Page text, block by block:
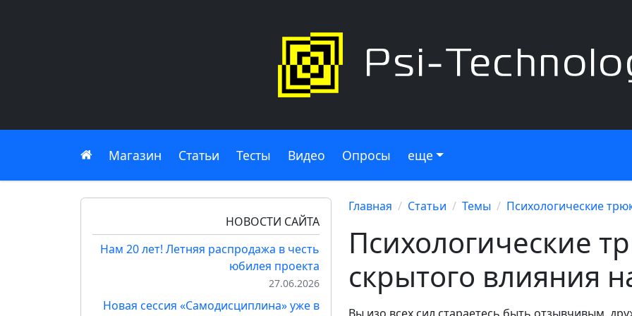
Главная
Магазин Статьи Тесты Видео Опросы еще
НОВОСТИ САЙТА
Нам 20 лет! Летняя распродажа в честь
юбилея проекта
27.06.2026
Новая сессия «Самодисциплина» уже в
Главная Статьи Темы Психологические
Психологические
скрытого влияния